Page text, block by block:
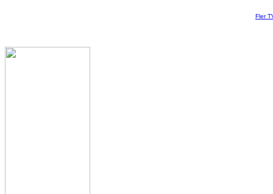
Fler